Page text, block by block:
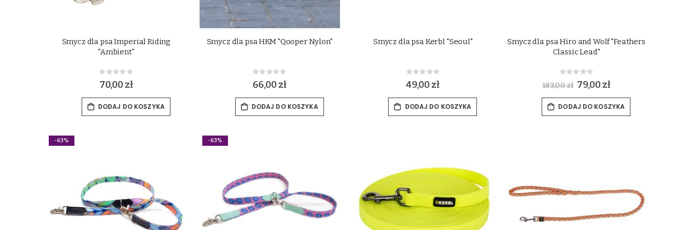
Smycz dla psa Imperial Riding
"Ambient"
Rating:
0%
70,00 zł
DODAJ DO KOSZYKA
Smycz dla psa HKM "Qooper Nylon"
Rating:
0%
66,00 zł
DODAJ DO KOSZYKA
Smycz dla psa Kerbl "Seoul"
Rating:
0%
49,00 zł
DODAJ DO KOSZYKA
Smycz dla psa Hiro and Wolf "Feathers
Classic Lead"
Rating:
183,00 zł Special
Price
79,00 zł
DODAJ DO KOSZYKA
-63% -63%